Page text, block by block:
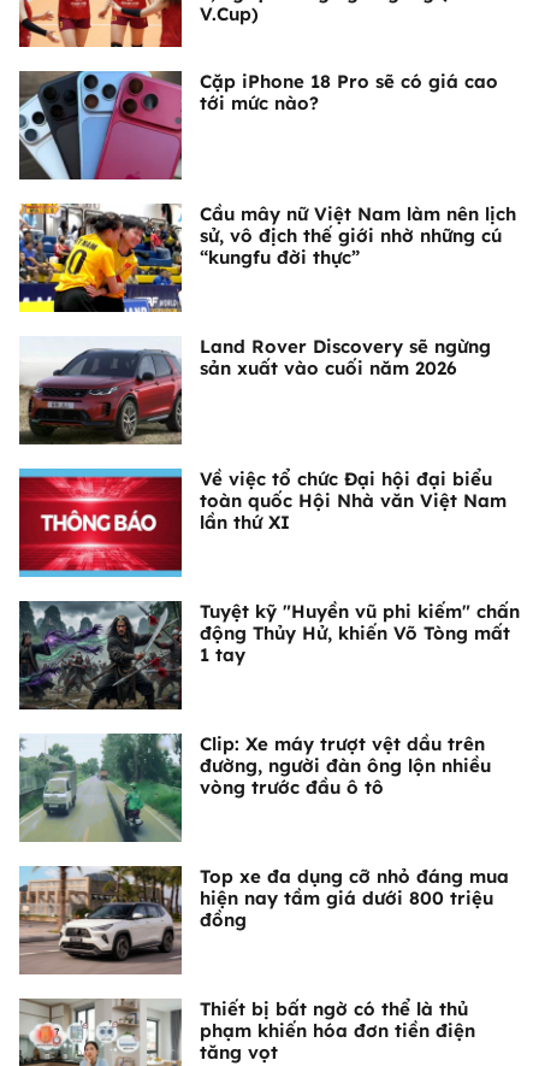
V.Cup)
Cặp iPhone 18 Pro sẽ có giá cao
tới mức nào?
Cầu mây nữ Việt Nam làm nên lịch
sử, vô địch thế giới nhờ những cú
“kungfu đời thực”
Land Rover Discovery sẽ ngừng
sản xuất vào cuối năm 2026
Về việc tổ chức Đại hội đại biểu
toàn quốc Hội Nhà văn Việt Nam
lần thứ XI
Tuyệt kỹ "Huyền vũ phi kiếm" chấn
động Thủy Hử, khiến Võ Tòng mất
1 tay
Clip: Xe máy trượt vệt dầu trên
đường, người đàn ông lộn nhiều
vòng trước đầu ô tô
Top xe đa dụng cỡ nhỏ đáng mua
hiện nay tầm giá dưới 800 triệu
đồng
Thiết bị bất ngờ có thể là thủ
phạm khiến hóa đơn tiền điện
tăng vọt